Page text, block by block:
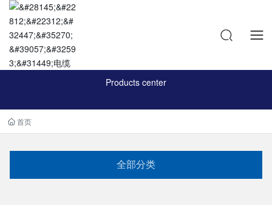
Products center
首页
全部分类